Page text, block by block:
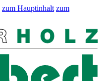
zum Hauptinhalt zum